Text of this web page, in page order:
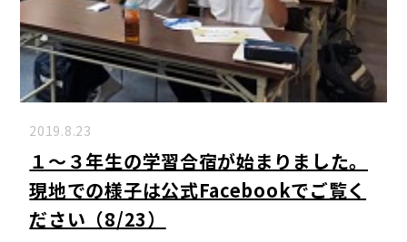
2019.8.23
１～３年生の学習合宿が始まりました。
現地での様子は公式Facebookでご覧く
ださい（8/23）